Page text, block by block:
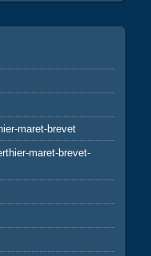
maret-brevet
maret-brevet-